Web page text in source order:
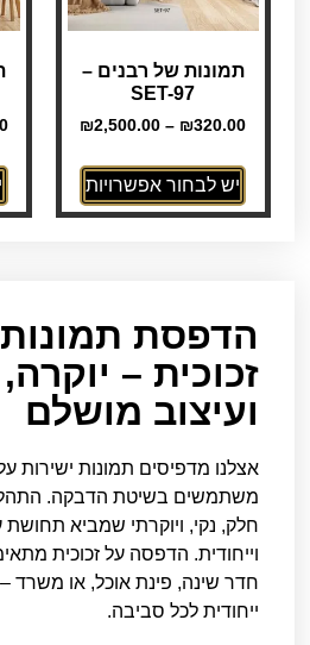
תמונות של רבנים –
SET-97
₪320.00
–
₪2,500.00
יש לבחור אפשרויות
הדפסת
זכוכית –
ועיצוב מושלם
אצלנו מדפיסים תמונות ישירות
משתמשים בשיטת הדבקה.
חלק, נקי, ויוקרתי שמביא תחושת
וייחודית. הדפסה על זכוכית
חדר שינה, פינת אוכל, או משרד –
ייחודית לכל סביבה.